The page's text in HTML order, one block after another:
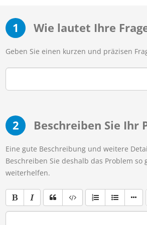
1 Wie lautet Ihre
Geben Sie einen kurzen und präzisen
2 Beschreiben Sie Ihr
Eine gute Beschreibung und weitere
Beschreiben Sie deshalb das Problem
weiterhelfen.